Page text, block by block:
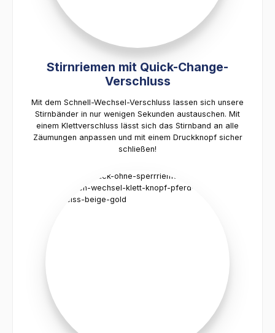
Stirnriemen mit Quick-Change-
Verschluss
Mit dem Schnell-Wechsel-Verschluss lassen sich unsere
Stirnbänder in nur wenigen Sekunden austauschen. Mit
einem Klettverschluss lässt sich das Stirnband an alle
Zäumungen anpassen und mit einem Druckknopf sicher
schließen!